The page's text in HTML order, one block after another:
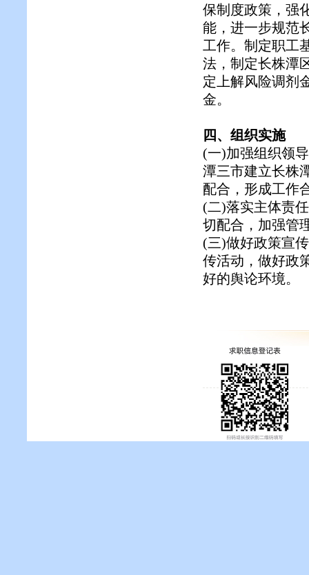
保制度政策，强
能，进一步规范
工作。制定职工
法，制定长株潭
定上解风险调剂
金。
四、组织实施
(一)加强组织领
潭三市建立长株
配合，形成工作
(二)落实主体责
切配合，加强管
(三)做好政策宣
传活动，做好政
好的舆论环境。